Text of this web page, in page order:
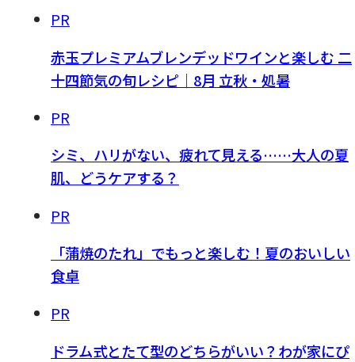
PR
赤玉プレミアムブレンデッドワインと楽しむ 二
十四節気の旬レシピ｜8月 立秋・処暑
PR
シミ、ハリがない、疲れて見える……大人の夏
肌、どうケアする？
PR
「蒲焼のたれ」でもっと楽しむ！夏のおいしい
食卓
PR
ドラム式とたて型のどちらがいい？わが家にぴ